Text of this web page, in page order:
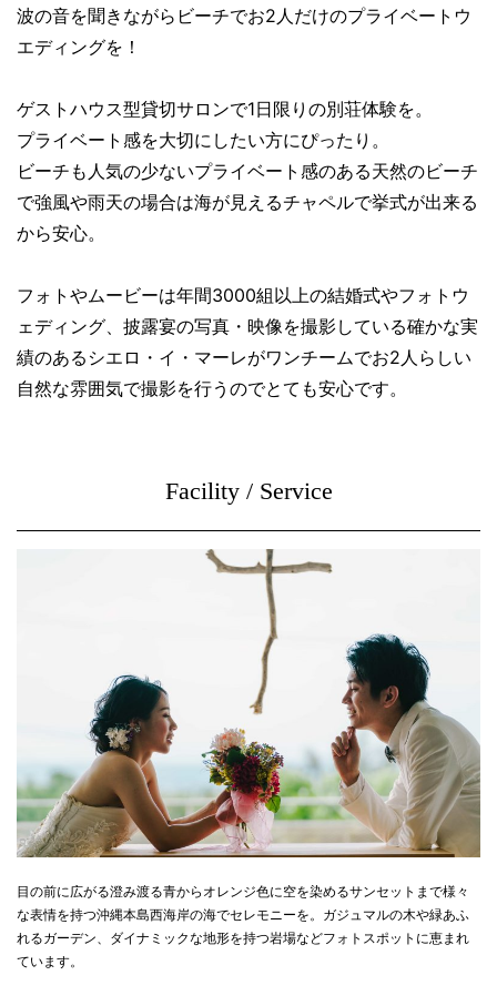
波の音を聞きながらビーチでお2人だけのプライベートウ
エディングを！
ゲストハウス型貸切サロンで1日限りの別荘体験を。
プライベート感を大切にしたい方にぴったり。
ビーチも人気の少ないプライベート感のある天然のビーチ
で強風や雨天の場合は海が見えるチャペルで挙式が出来る
から安心。
フォトやムービーは年間3000組以上の結婚式やフォトウ
ェディング、披露宴の写真・映像を撮影している確かな実
績のあるシエロ・イ・マーレがワンチームでお2人らしい
自然な雰囲気で撮影を行うのでとても安心です。
Facility / Service
目の前に広がる澄み渡る青からオレンジ色に空を染めるサンセットまで様々
な表情を持つ沖縄本島西海岸の海でセレモニーを。ガジュマルの木や緑あふ
れるガーデン、ダイナミックな地形を持つ岩場などフォトスポットに恵まれ
ています。